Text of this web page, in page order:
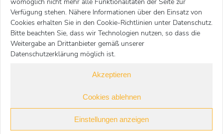
Verfügung stehen. Nähere Informationen über den Einsatz von
Cookies erhalten Sie in den Cookie-Richtlinien unter Datenschutz.
Bitte beachten Sie, dass wir Technologien nutzen, so dass die
Weitergabe an Drittanbieter gemäß unserer
Datenschutzerklärung möglich ist.
Akzeptieren
Cookies ablehnen
Einstellungen anzeigen
zur Übersicht
Weitere Buchtipps
lesen
Buchtipp: Spielen bildet und
bindet